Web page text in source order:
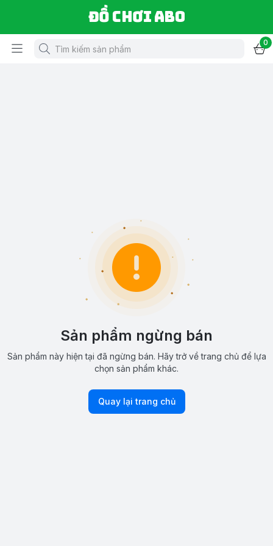
Đồ chơi ABO
0
Sản phẩm ngừng bán
Sản phẩm này hiện tại đã ngừng bán. Hãy trở về trang chủ để lựa
chọn sản phẩm khác.
Quay lại trang chủ